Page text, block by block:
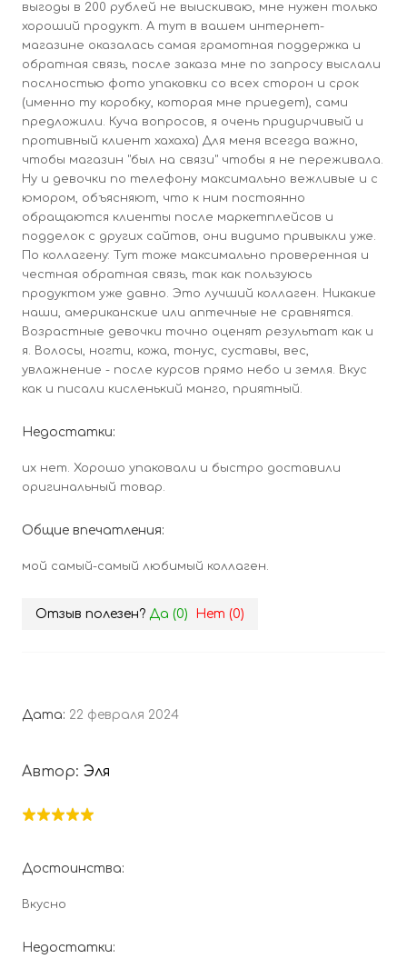
выгоды в 200 рублей не выискиваю, мне нужен только
хороший продукт. А тут в вашем интернет-
магазине оказалась самая грамотная поддержка и
обратная связь, после заказа мне по запросу выслали
послностью фото упаковки со всех сторон и срок
(именно ту коробку, которая мне приедет), сами
предложили. Куча вопросов, я очень придирчивый и
противный клиент хахаха) Для меня всегда важно,
чтобы магазин "был на связи" чтобы я не переживала.
Ну и девочки по телефону максимально вежливые и с
юмором, объясняют, что к ним постоянно
обращаются клиенты после маркетплейсов и
подделок с других сайтов, они видимо привыкли уже.
По коллагену: Тут тоже максимально проверенная и
честная обратная связь, так как пользуюсь
продуктом уже давно. Это лучший коллаген. Никакие
наши, американские или аптечные не сравнятся.
Возрастные девочки точно оценят результат как и
я. Волосы, ногти, кожа, тонус, суставы, вес,
увлажнение - после курсов прямо небо и земля. Вкус
как и писали кисленький манго, приятный.
Недостатки:
их нет. Хорошо упаковали и быстро доставили
оригинальный товар.
Общие впечатления:
мой самый-самый любимый коллаген.
Отзыв полезен? Да (0) Нет (0)
Дата: 22 февраля 2024
Автор: Эля
Достоинства:
Вкусно
Недостатки: